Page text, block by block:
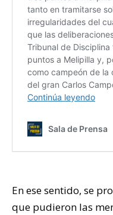
En ese sentido, se
que pudieron las